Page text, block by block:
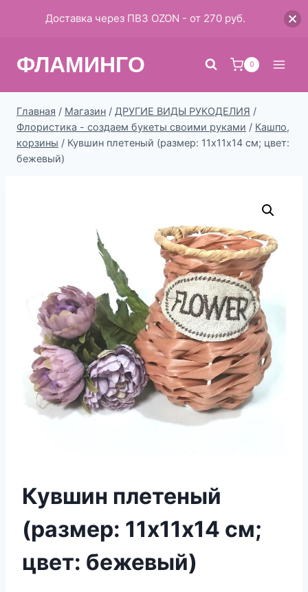
ФЛАМИНГО 0
Главная / Магазин / ДРУГИЕ ВИДЫ РУКОДЕЛИЯ /
Флористика - cоздаем букеты своими руками / Кашпо,
корзины / Кувшин плетеный (размер: 11х11х14 см; цвет:
бежевый)
Кувшин плетеный
(размер: 11х11х14 см;
цвет: бежевый)
Доставка через ПВЗ OZON - от 270 руб.